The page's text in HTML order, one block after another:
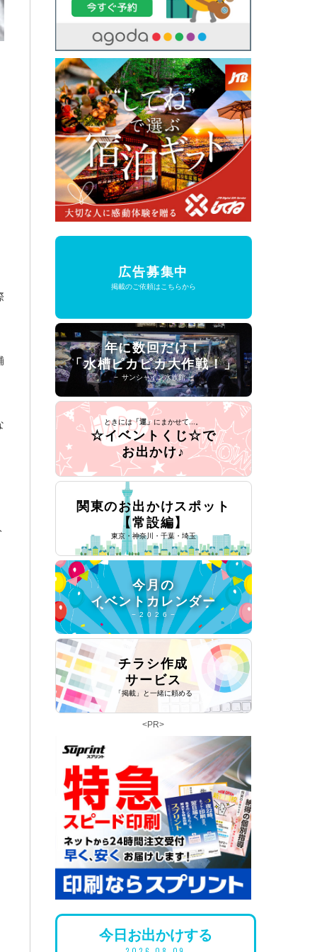
広告募集中
掲載のご依頼はこちらから
年に数回だけ！
「水槽ピカピカ大作戦！」
− サンシャイン水族館 −
ときには「運」 にまかせて...。
☆イベントくじ☆で
お出かけ♪
関東のお出かけスポット
【常設編】
東京・神奈川・千葉・埼玉
今月の
イベントカレンダー
− 2 0 2 6 −
チラシ作成
サービス
「掲載」と一緒に頼める
<PR>
今日 お出かけする